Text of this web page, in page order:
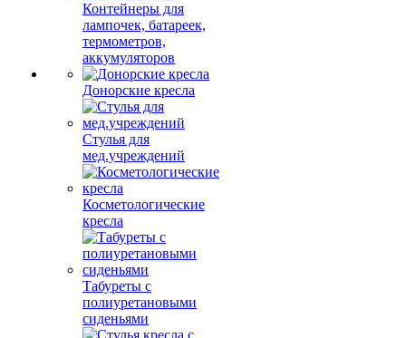
Контейнеры для
лампочек, батареек,
термометров,
аккумуляторов
Донорские кресла
Стулья для
мед.учреждений
Косметологические
кресла
Табуреты с
полиуретановыми
сиденьями